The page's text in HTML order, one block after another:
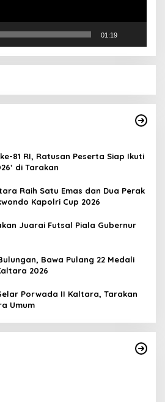
01:19
81 RI, Ratusan Peserta Siap Ikuti
di Tarakan
Raih Satu Emas dan Dua Perak
Kapolri Cup 2026
Juarai Futsal Piala Gubernur
Bawa Pulang 22 Medali
2026
Porwada II Kaltara, Tarakan
Umum
di Fuel Terminal